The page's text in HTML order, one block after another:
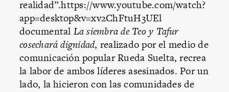
realidad”.https://www.youtube.com/watch?
app=desktop&v=xv2ChFtuH3UEl
documental La siembra de Teo y Tafur
cosechará dignidad, realizado por el medio de
comunicación popular Rueda Suelta, recrea
la labor de ambos líderes asesinados. Por un
lado, la hicieron con las comunidades de